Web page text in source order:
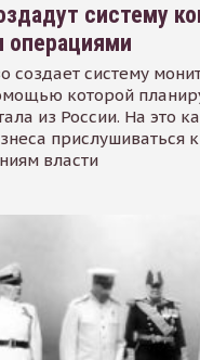
систему
создает систему
которой
из России. На это
прислушиваться к
власти